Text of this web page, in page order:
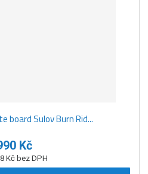
board Sulov Burn Rid...
Kč
Kč bez DPH